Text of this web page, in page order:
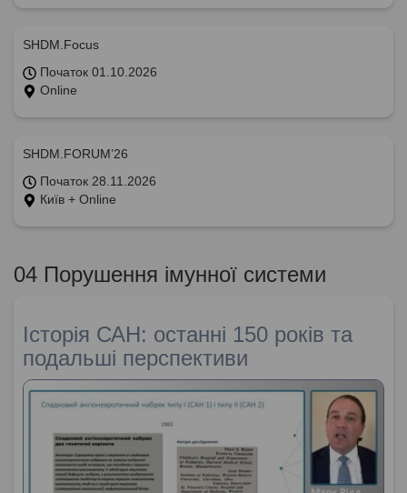
SHDM.Focus
Початок 01.10.2026
Online
SHDM.FORUM’26
Початок 28.11.2026
Київ + Online
04 Порушення імунної системи
Історія САН: останні 150 років та
подальші перспективи